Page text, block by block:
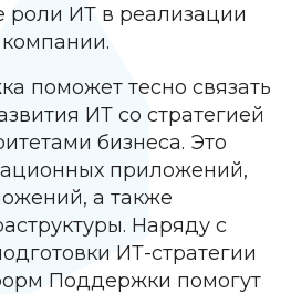
роли ИТ в реализации
поможет тесно связать
ИТ со стратегией
бизнеса. Это
приложений,
а также
Наряду с
ИТ-стратегии
Поддержки помогут